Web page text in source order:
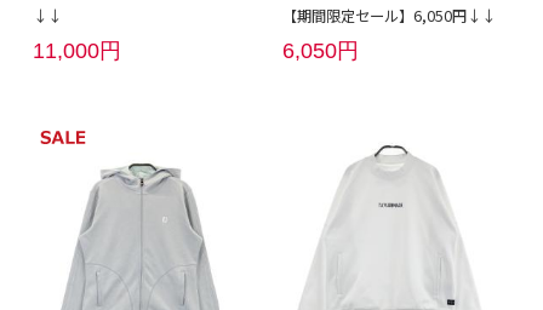
↓↓
11,000円
【期間限定セール】6,050円↓↓
6,050円